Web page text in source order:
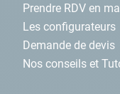
Prendre RDV en
Les configurateurs
Demande de devis
Nos conseils et